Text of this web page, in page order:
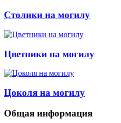
Столики на могилу
Цветники на могилу
Цоколя на могилу
Общая информация